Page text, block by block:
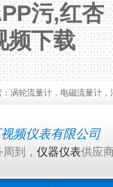
污,红杏
频下载
轮流量计，电磁流量计
频仪表有限公司
到， 仪器仪表供应